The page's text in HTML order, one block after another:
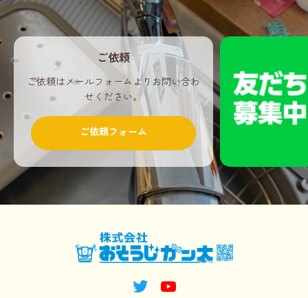
ご依頼
ご依頼はメールフォームよりお問い合わ
せください。
ご依頼フォーム